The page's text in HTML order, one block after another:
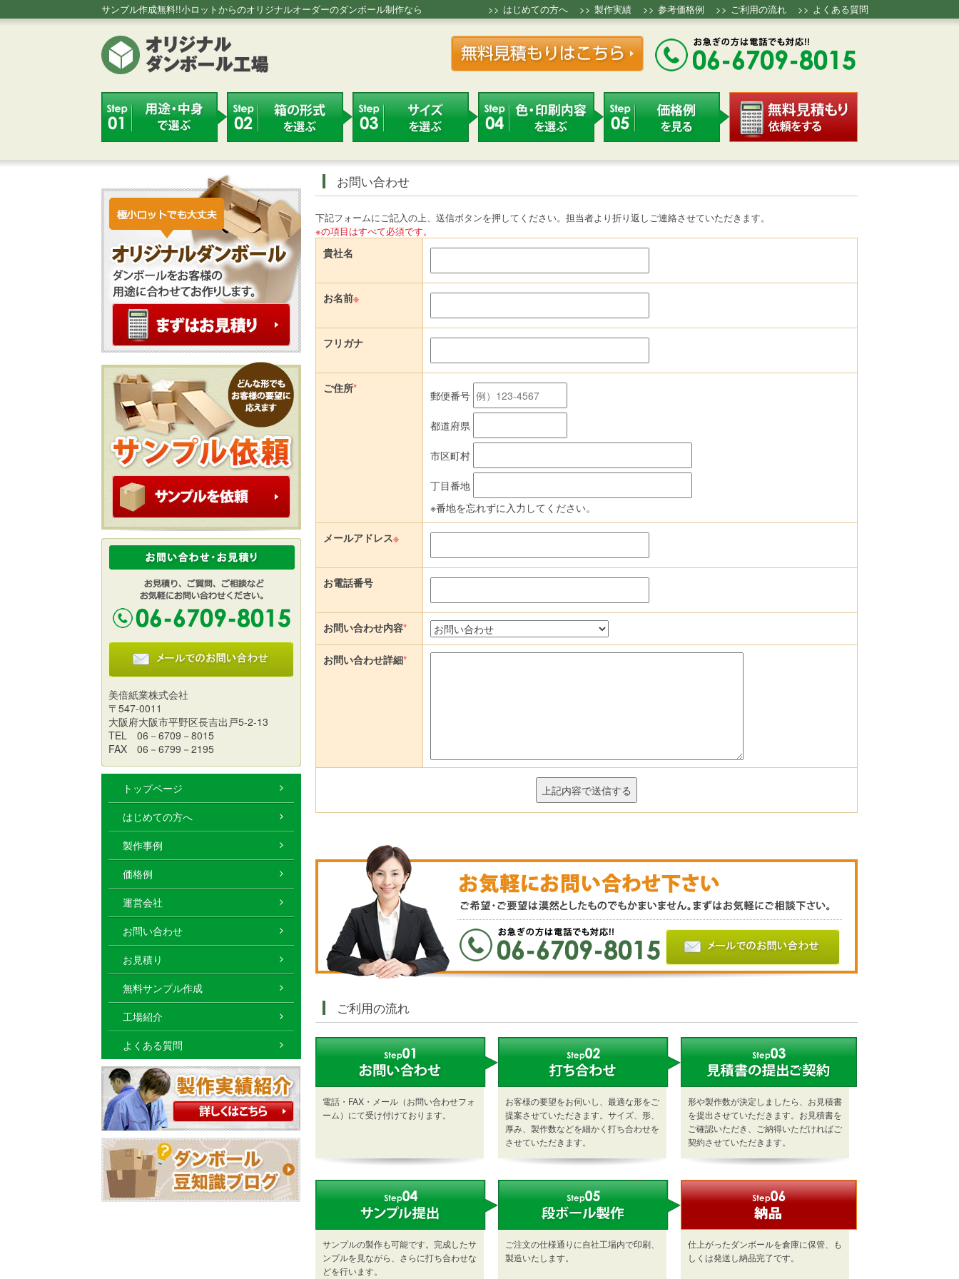
サンプル作成無料!!小ロットからのオリジナルオーダーのダンボール制作なら >> はじめての方へ >> 製作実績 >> 参考価格例 >> ご利用の流れ >> よくある質問
お問い合わせ
下記フォームにご記入の上、送信ボタンを押してください。担当者より折り返しご連絡させていただきます。
※の項目はすべて必須です。
貴社名
お名前※
フリガナ
ご住所*
郵便番号
都道府県
市区町村
丁目番地
※番地を忘れずに入力してください。
メールアドレス※
お電話番号
お問い合わせ内容*
お問い合わせ詳細*
ご利用の流れ
電話・FAX・メール（お問い合わせフォ
ーム）にて受け付けております。
お客様の要望をお伺いし、最適な形をご
提案させていただきます。サイズ、形、
厚み、製作数などを細かく打ち合わせを
させていただきます。
形や製作数が決定しましたら、お見積書
を提出させていただきます。お見積書を
ご確認いただき、ご納得いただければご
契約させていただきます。
サンプルの製作も可能です。完成したサ
ンプルを見ながら、さらに打ち合わせな
どを行います。
ご注文の仕様通りに自社工場内で印刷、
製造いたします。
仕上がったダンボールを倉庫に保管、も
しくは発送し納品完了です。
美倍紙業株式会社
〒547-0011
大阪府大阪市平野区長吉出戸5-2-13
TEL 06－6709－8015
FAX 06－6799－2195
トップページ
はじめての方へ
製作事例
価格例
運営会社
お問い合わせ
お見積り
無料サンプル作成
工場紹介
よくある質問